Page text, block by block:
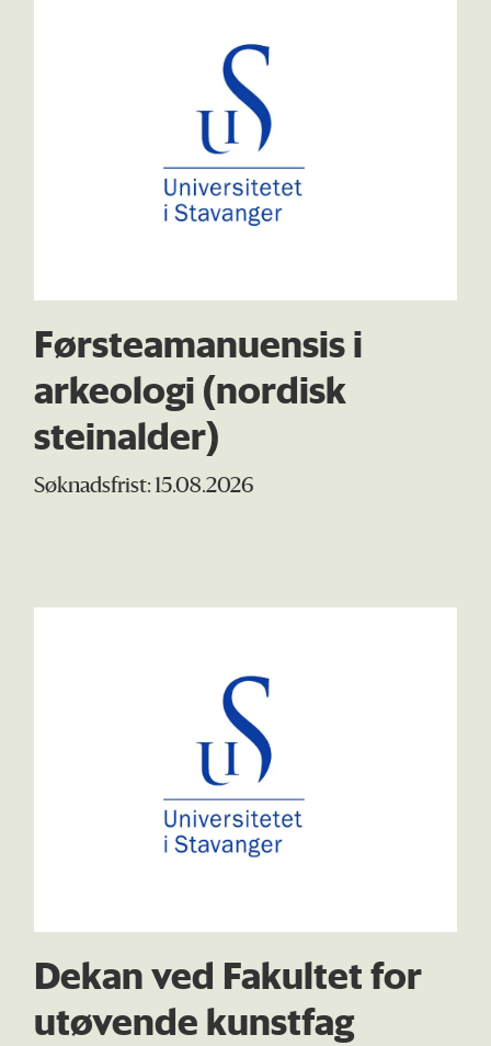
Førsteamanuensis i
arkeologi (nordisk
steinalder)
Søknadsfrist: 15.08.2026
Dekan ved Fakultet for
utøvende kunstfag